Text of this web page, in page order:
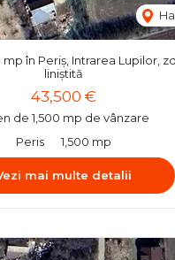
mp în Periș, Intrarea Lupilor,
liniștită
43,500 €
de 1,500 mp de vânzare
Peris
1,500 mp
mai multe detalii